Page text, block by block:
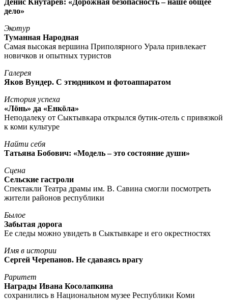
дело»
Экотур
Туманная Народная
Самая высокая вершина Приполярного Урала привлекает
новичков и опытных туристов
Галерея
Яков Вундер. С этюдником и фотоаппаратом
История успеха
«Лöнь» да «Енкöла»
Неподалеку от Сыктывкара открылся бутик-отель с привязкой
к коми культуре
Найти себя
Татьяна Бобович: «Модель – это состояние души»
Сцена
Сельские гастроли
Спектакли Театра драмы им. В. Савина смогли посмотреть
жители районов республики
Былое
Забытая дорога
Ее следы можно увидеть в Сыктывкаре и его окрестностях
Имя в истории
Сергей Черепанов. Не сдаваясь врагу
Раритет
Награды Ивана Косолапкина
сохранились в Национальном музее Республики Коми